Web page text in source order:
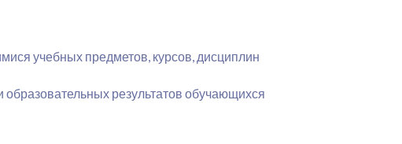
учебных предметов, курсов, дисциплин
результатов обучающихся